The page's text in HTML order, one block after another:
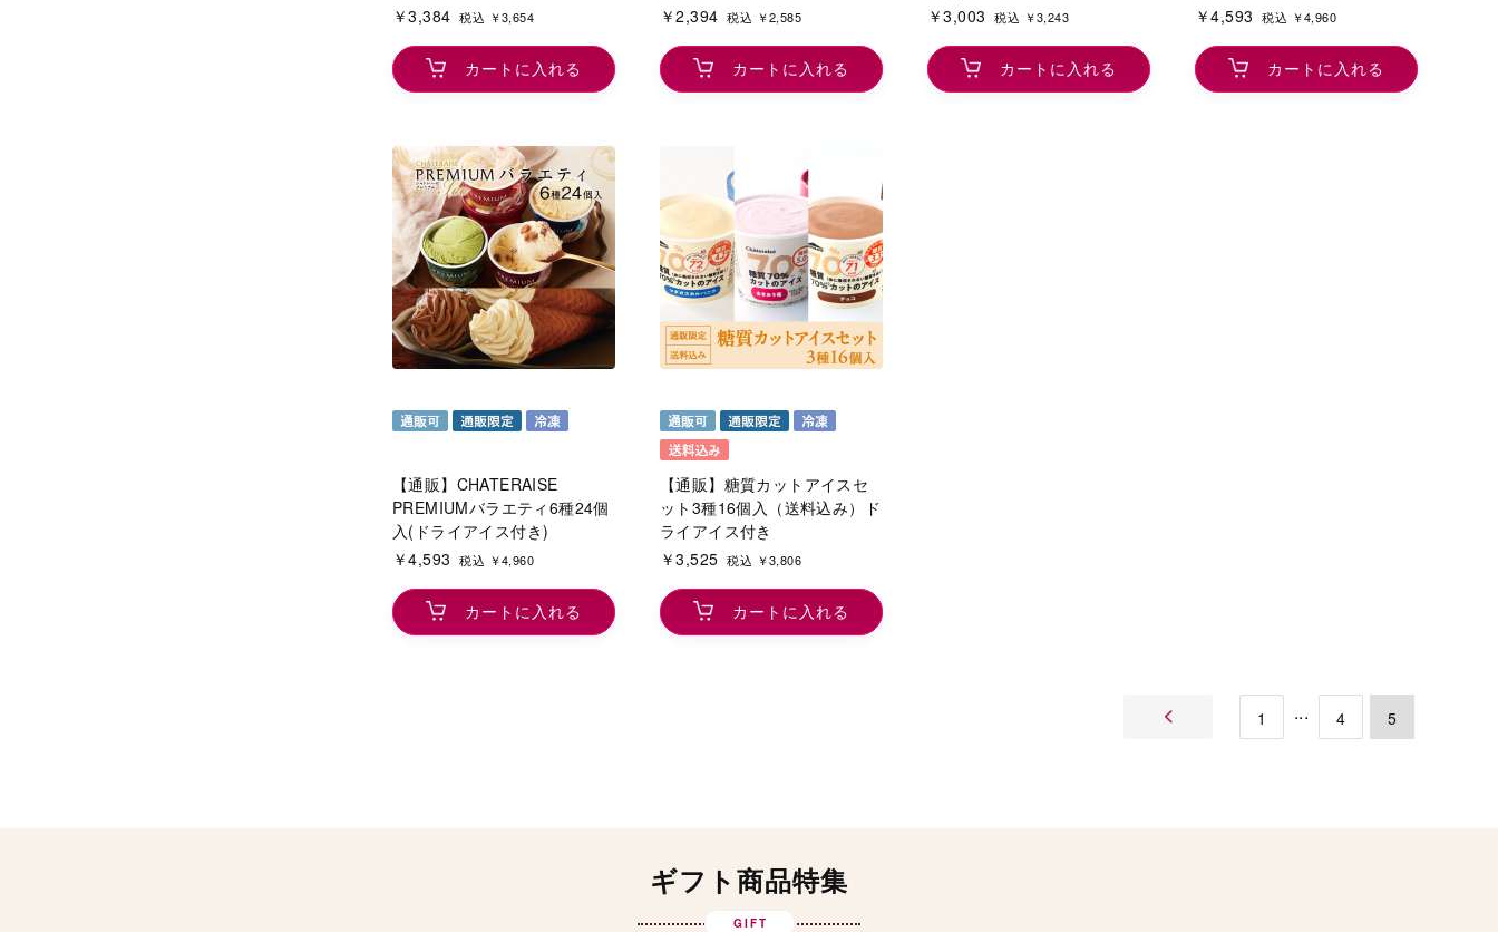
￥3,384 税込 ￥3,654
カートに入れる
￥2,394 税込 ￥2,585
カートに入れる
￥3,003 税込 ￥3,243
カートに入れる
￥4,593 税込 ￥4,960
カートに入れる
【通販】CHATERAISE
PREMIUMバラエティ6種24個
入(ドライアイス付き)
￥4,593 税込 ￥4,960
カートに入れる
【通販】糖質カットアイスセ
ット3種16個入（送料込み）ド
ライアイス付き
￥3,525 税込 ￥3,806
カートに入れる
1 4 5
ギフト商品特集
GIFT